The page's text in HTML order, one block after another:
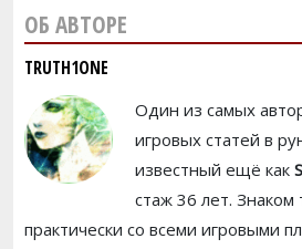
ОБ АВТОРЕ
TRUTH1ONE
Один из самых
игровых статей в
известный ещё как
стаж 36 лет. Знаком
практически со всеми игровыми